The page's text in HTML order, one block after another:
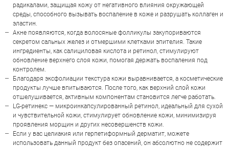
ОЦЕНКА
радикалами, защищая кожу от негативного влияния окружающей
среды, способного вызывать воспаление в коже и разрушать коллаген и
эластин.
Акне появляются, когда волосяные фолликулы закупориваются
секретом сальных желез и отмершими клетками эпителия. Такие
ингредиенты, как салициловая кислота и ретинол, стимулируют
обновление верхнего слоя кожи, помогая держать воспаления под
контролем.
Благодаря эксфолиации текстура кожи выравнивается, а косметические
продукты лучше впитываются. После того, как верхний слой кожи
отшелушивается, активным компонентам становится легче работать.
LG-ретинекс — микроинкапсулированный ретинол, идеальный для сухой
и чувствительной кожи, стимулирует обновление кожи, минимизируя
проявления морщин и других несовершенств кожи.
Если у вас целиакия или герпетиформный дерматит, можете
использовать данный продукт без опасений, он абсолютно не содержит